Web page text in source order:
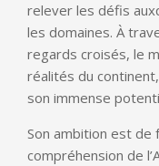
relever les défis
les domaines. À
regards croisés, le
réalités du
son immense
Son ambition est de
compréhension de